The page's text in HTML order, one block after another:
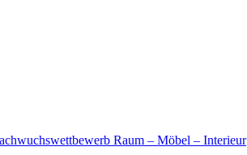
Raum – Möbel – Interieur